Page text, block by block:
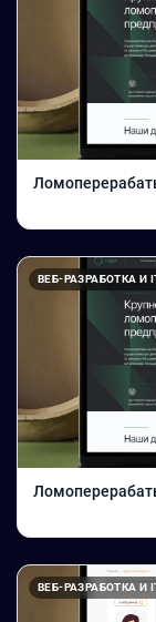
ВЕБ-РАЗРАБОТКА И
ВЕБ-РАЗРАБОТКА И